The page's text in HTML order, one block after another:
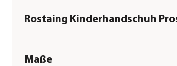
Rostaing Kinderhandschuh
Maße